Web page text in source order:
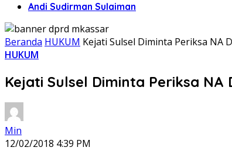
Andi Sudirman Sulaiman
Beranda HUKUM Kejati Sulsel Diminta Periksa NA
HUKUM
Kejati Sulsel Diminta Periksa NA
Min
12/02/2018 4:39 PM